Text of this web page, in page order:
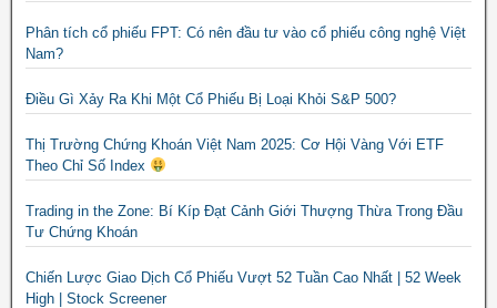
Phân tích cổ phiếu FPT: Có nên đầu tư vào cổ phiếu công nghệ Việt
Nam?
Điều Gì Xảy Ra Khi Một Cổ Phiếu Bị Loại Khỏi S&P 500?
Thị Trường Chứng Khoán Việt Nam 2025: Cơ Hội Vàng Với ETF
Theo Chỉ Số Index
Trading in the Zone: Bí Kíp Đạt Cảnh Giới Thượng Thừa Trong Đầu
Tư Chứng Khoán
Chiến Lược Giao Dịch Cổ Phiếu Vượt 52 Tuần Cao Nhất | 52 Week
High | Stock Screener